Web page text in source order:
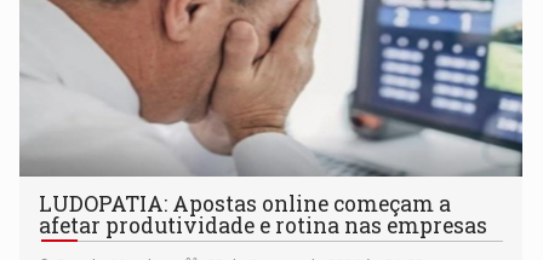
LUDOPATIA: Apostas online começam a
afetar produtividade e rotina nas empresas